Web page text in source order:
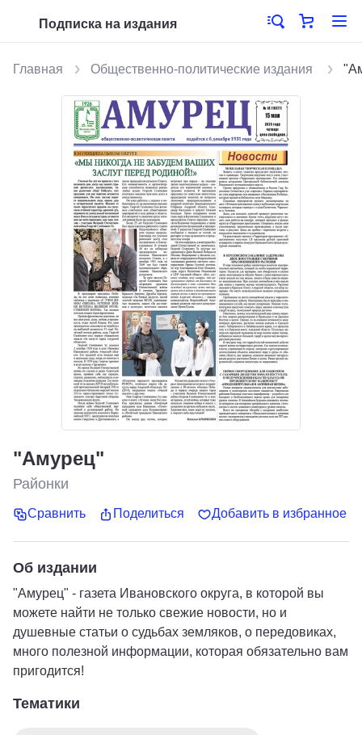
Подписка на издания
Главная Общественно-политические издания
"Амурец"
Районки
Сравнить Поделиться Добавить в избранное
Об издании
"Амурец" - газета Ивановского округа, в которой вы
можете найти не только свежие новости, но и
душевные статьи о судьбах земляков, о передовиках,
много полезной информации, которая обязательно вам
пригодится!
Тематики